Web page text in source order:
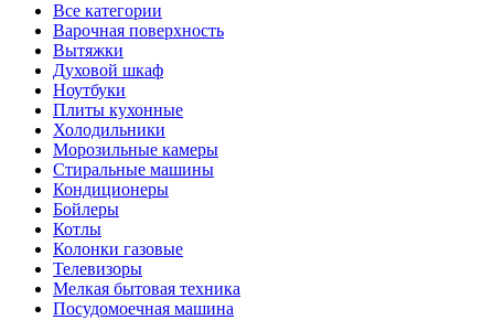
Все категории
Варочная поверхность
Вытяжки
Духовой шкаф
Ноутбуки
Плиты кухонные
Холодильники
Морозильные камеры
Стиральные машины
Кондиционеры
Бойлеры
Котлы
Колонки газовые
Телевизоры
Мелкая бытовая техника
Посудомоечная машина